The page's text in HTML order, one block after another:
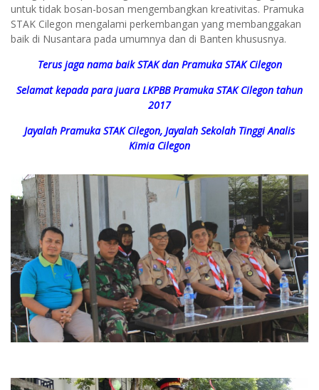
untuk tidak bosan-bosan mengembangkan kreativitas. Pramuka
STAK Cilegon mengalami perkembangan yang membanggakan
baik di Nusantara pada umumnya dan di Banten khususnya.
Terus jaga nama baik STAK dan Pramuka STAK Cilegon
Selamat kepada para juara LKPBB Pramuka STAK Cilegon tahun
2017
Jayalah Pramuka STAK Cilegon, Jayalah Sekolah Tinggi Analis
Kimia Cilegon